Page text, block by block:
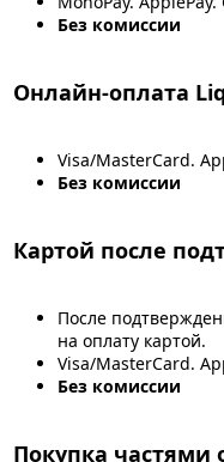
Без комиссии
Онлайн-оплата
Visa/MasterCard.
Без комиссии
Картой после
После
на оплату картой.
Visa/MasterCard.
Без комиссии
Покупка частями